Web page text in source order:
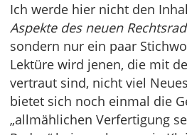
Ich werde hier nicht den
Aspekte des neuen
sondern nur ein paar
Lektüre wird jenen, die mit
vertraut sind, nicht viel
bietet sich noch einmal die
„allmählichen Verfertigung